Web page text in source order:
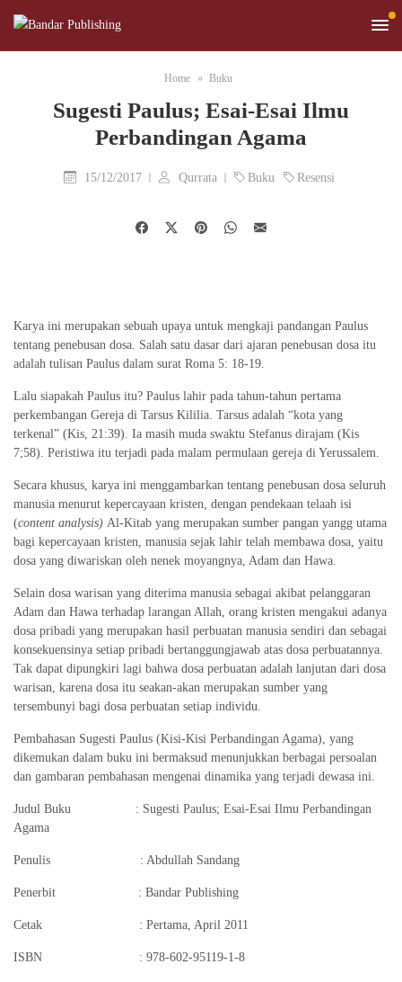
Home Buku
Sugesti Paulus; Esai-Esai Ilmu
Perbandingan Agama
15/12/2017 Qurrata Buku Resensi
Karya ini merupakan sebuah upaya untuk mengkaji pandangan Paulus
tentang penebusan dosa. Salah satu dasar dari ajaran penebusan dosa itu
adalah tulisan Paulus dalam surat Roma 5: 18-19.
Lalu siapakah Paulus itu? Paulus lahir pada tahun-tahun pertama
perkembangan Gereja di Tarsus Kililia. Tarsus adalah “kota yang
terkenal” (Kis, 21:39). Ia masih muda swaktu Stefanus dirajam (Kis
7;58). Peristiwa itu terjadi pada malam permulaan gereja di Yerussalem.
Secara khusus, karya ini menggambarkan tentang penebusan dosa seluruh
manusia menurut kepercayaan kristen, dengan pendekaan telaah isi
(content analysis) Al-Kitab yang merupakan sumber pangan yangg utama
bagi kepercayaan kristen, manusia sejak lahir telah membawa dosa, yaitu
dosa yang diwariskan oleh nenek moyangnya, Adam dan Hawa.
Selain dosa warisan yang diterima manusia sebagai akibat pelanggaran
Adam dan Hawa terhadap larangan Allah, orang kristen mengakui adanya
dosa pribadi yang merupakan hasil perbuatan manusia sendiri dan sebagai
konsekuensinya setiap pribadi bertanggungjawab atas dosa perbuatannya.
Tak dapat dipungkiri lagi bahwa dosa perbuatan adalah lanjutan dari dosa
warisan, karena dosa itu seakan-akan merupakan sumber yang
tersembunyi bagi dosa perbuatan setiap individu.
Pembahasan Sugesti Paulus (Kisi-Kisi Perbandingan Agama), yang
dikemukan dalam buku ini bermaksud menunjukkan berbagai persoalan
dan gambaran pembahasan mengenai dinamika yang terjadi dewasa ini.
Judul Buku : Sugesti Paulus; Esai-Esai Ilmu Perbandingan
Agama
Penulis : Abdullah Sandang
Penerbit : Bandar Publishing
Cetak : Pertama, April 2011
ISBN : 978-602-95119-1-8